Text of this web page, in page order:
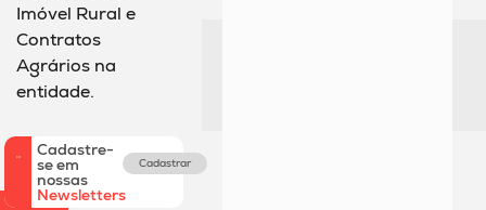
Imóvel Rural e
Contratos
Agrários na
entidade.
Cadastre-
se em
nossas
Newsletters
Cadastrar